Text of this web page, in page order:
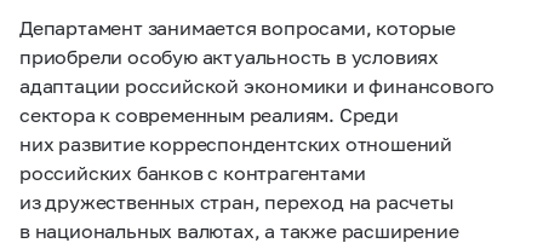
Департамент занимается вопросами, которые
приобрели особую актуальность в условиях
адаптации российской экономики и финансового
сектора к современным реалиям. Среди
них развитие корреспондентских отношений
российских банков с контрагентами
из дружественных стран, переход на расчеты
в национальных валютах, а также расширение